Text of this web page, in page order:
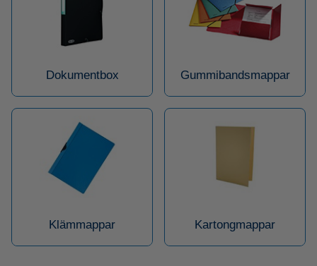
Dokumentbox Gummibandsmappar
Klämmappar Kartongmappar